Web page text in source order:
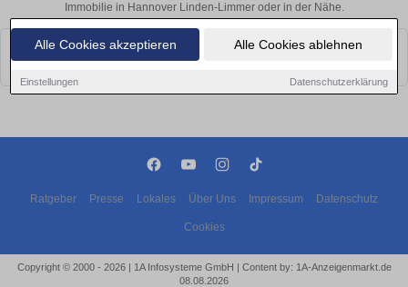
Alle Cookies akzeptieren Alle Cookies ablehnen
Einstellungen Datenschutzerklärung
Immobilie in Hannover Linden-Limmer oder in der Nähe.
Leider konnten wir derzeit keine passenden Objekte finden. Schauen Sie
bald wieder vorbei!
Ratgeber Presse Lokales Über Uns Impressum Datenschutz
Cookies
Copyright © 2000 - 2026 | 1A Infosysteme GmbH | Content by: 1A-Anzeigenmarkt.de
08.08.2026